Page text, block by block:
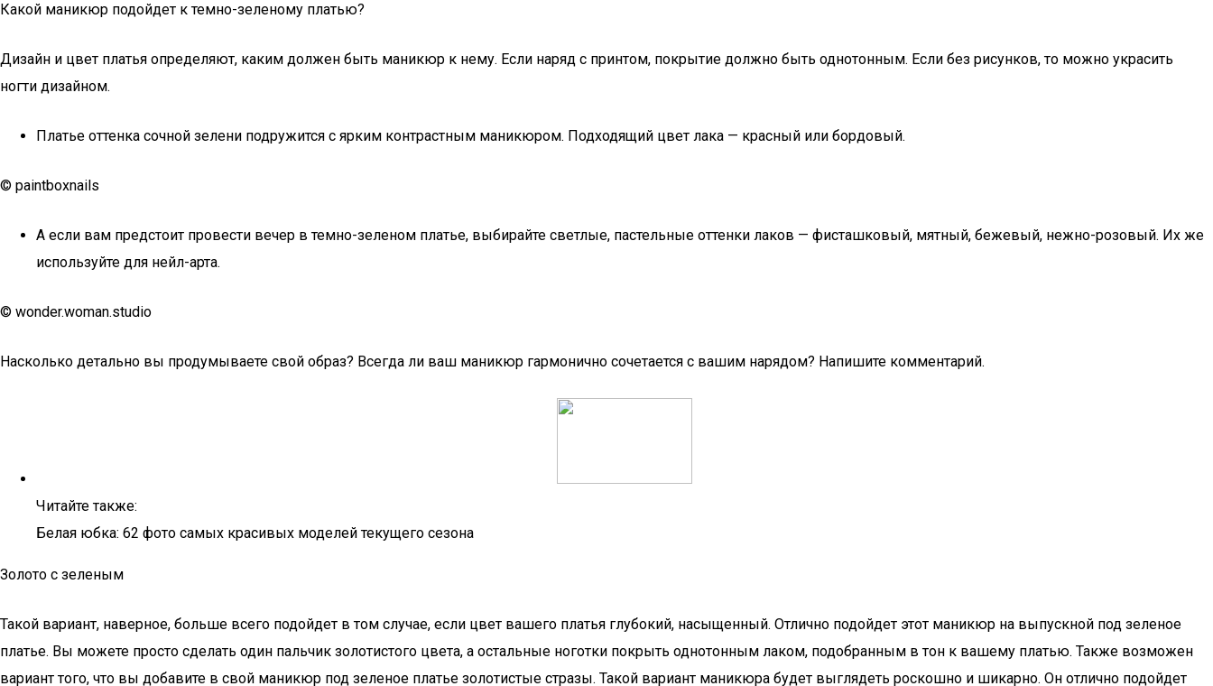
Какой маникюр подойдет к темно-зеленому платью?
Дизайн и цвет платья определяют, каким должен быть маникюр к нему. Если наряд с принтом, покрытие должно быть однотонным. Если без рисунков, то можно украсить
ногти дизайном.
Платье оттенка сочной зелени подружится с ярким контрастным маникюром. Подходящий цвет лака — красный или бордовый.
© paintboxnails
А если вам предстоит провести вечер в темно-зеленом платье, выбирайте светлые, пастельные оттенки лаков — фисташковый, мятный, бежевый, нежно-розовый. Их же
используйте для нейл-арта.
© wonder.woman.studio
Насколько детально вы продумываете свой образ? Всегда ли ваш маникюр гармонично сочетается с вашим нарядом? Напишите комментарий.
Читайте также:
Белая юбка: 62 фото самых красивых моделей текущего сезона
Золото с зеленым
Такой вариант, наверное, больше всего подойдет в том случае, если цвет вашего платья глубокий, насыщенный. Отлично подойдет этот маникюр на выпускной под зеленое
платье. Вы можете просто сделать один пальчик золотистого цвета, а остальные ноготки покрыть однотонным лаком, подобранным в тон к вашему платью. Также возможен
вариант того, что вы добавите в свой маникюр под зеленое платье золотистые стразы. Такой вариант маникюра будет выглядеть роскошно и шикарно. Он отлично подойдет